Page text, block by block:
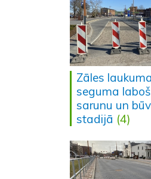
Zāles
seguma
sarunu un
stadijā (4)